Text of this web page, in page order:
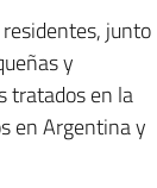
junto
y
tratados en la
en Argentina y